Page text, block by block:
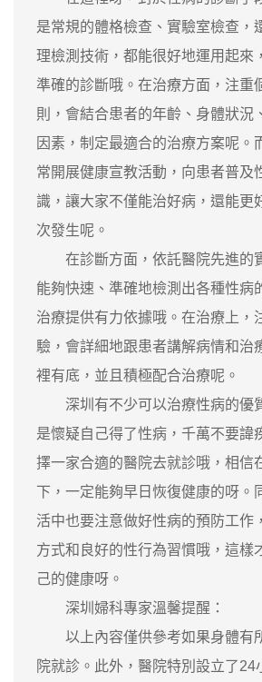
是常規的體格檢查、實驗室檢查，
理檢測技術，都能很好地運用起來
準確的診斷哦。在治療方面，注重
則，會結合患者的年齡、身體狀況
因素，制定最適合的治療方案呢。
常開展健康宣教活動，向患者普及
識，讓大家不僅能治好病，還能更
次發生呢。
在診斷方面，依託醫院先進的
能夠快速、準確地檢測出各種性病
治療提供有力依據哦。在治療上，
驗，會詳細地跟患者講解病情和治
裡有底，並且積極配合治療呢。
深圳有不少可以治療性病的優
是懷疑自己得了性病，千萬不要諱
擇一家合適的醫院去就診哦，相信
下，一定能夠早日恢復健康的呀。
活中也要注意做好性病的預防工作
方式和良好的性行為習慣哦，這樣
己的健康呀。
深圳婦科專家溫馨提醒：
以上內容僅供參考如果身體有
院就診。此外，醫院特別設立了24